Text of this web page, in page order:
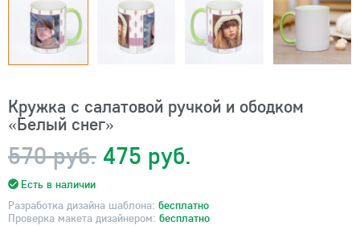
Кружка с салатовой ручкой и ободком
«Белый снег»
570 руб. 475 руб.
Есть в наличии
Разработка дизайна шаблона: бесплатно
Проверка макета дизайнером: бесплатно